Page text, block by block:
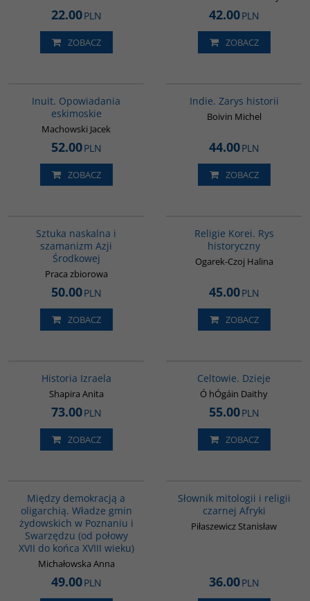
22.00PLN
ZOBACZ
42.00PLN
ZOBACZ
Inuit. Opowiadania
eskimoskie
Machowski Jacek
52.00PLN
ZOBACZ
Indie. Zarys historii
Boivin Michel
44.00PLN
ZOBACZ
Sztuka naskalna i
szamanizm Azji
Środkowej
Praca zbiorowa
50.00PLN
ZOBACZ
Religie Korei. Rys
historyczny
Ogarek-Czoj Halina
45.00PLN
ZOBACZ
Historia Izraela
Shapira Anita
73.00PLN
ZOBACZ
Celtowie. Dzieje
Ó hÓgáin Daithy
55.00PLN
ZOBACZ
Między demokracją a
oligarchią. Władze gmin
żydowskich w Poznaniu i
Swarzędzu (od połowy
XVII do końca XVIII wieku)
Michałowska Anna
49.00PLN
Słownik mitologii i religii
czarnej Afryki
Piłaszewicz Stanisław
36.00PLN